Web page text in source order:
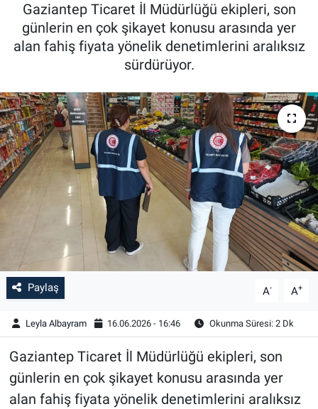
Gaziantep Ticaret İl Müdürlüğü ekipleri, son
günlerin en çok şikayet konusu arasında yer
alan fahiş fiyata yönelik denetimlerini aralıksız
sürdürüyor.
Paylaş A- A+
Leyla Albayram 16.06.2026 - 16:46 Okunma Süresi: 2 Dk
Gaziantep Ticaret İl Müdürlüğü ekipleri, son
günlerin en çok şikayet konusu arasında yer
alan fahiş fiyata yönelik denetimlerini aralıksız
TEKNOLOJİ
EĞİTİM
KÜLTÜR - SANAT
Son Dakika Haberleri